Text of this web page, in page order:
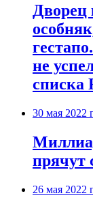
​Дворец
не
списка
30 мая 2022
прячут
26 мая 2022